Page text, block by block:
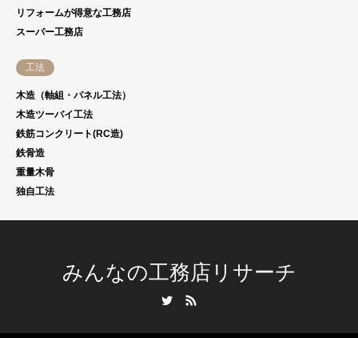
リフォームが得意な工務店
スーパー工務店
工法
木造（軸組・パネル工法）
木造ツーバイ工法
鉄筋コンクリート(RC造)
鉄骨造
重量木骨
独自工法
みんなの工務店リサーチ